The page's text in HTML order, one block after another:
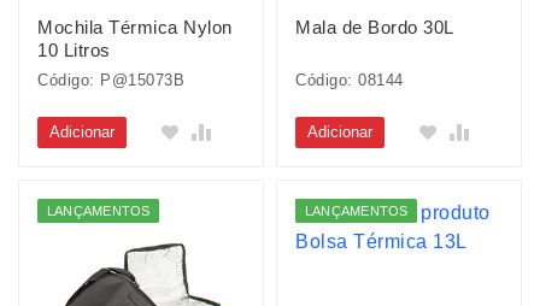
Mochila Térmica Nylon
10 Litros
Código: P@15073B
Adicionar
Mala de Bordo 30L
Código: 08144
Adicionar
LANÇAMENTOS LANÇAMENTOS